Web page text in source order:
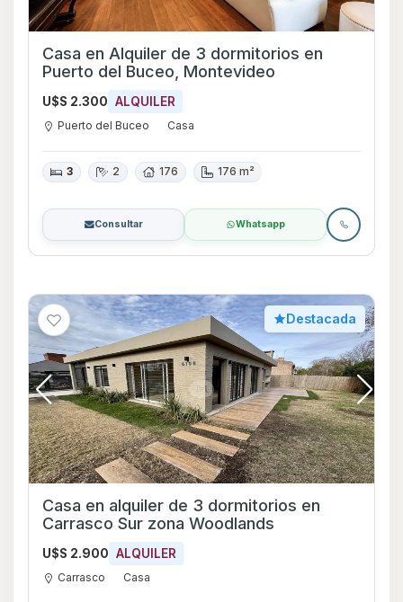
Casa en Alquiler de 3 dormitorios en
Puerto del Buceo, Montevideo
U$S 2.300 ALQUILER
Puerto del Buceo Casa
3 2 176 176 m²
Consultar Whatsapp
Destacada
Casa en alquiler de 3 dormitorios en
Carrasco Sur zona Woodlands
U$S 2.900 ALQUILER
Carrasco Casa